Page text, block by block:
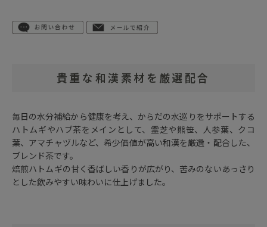
貴重な和漢素材を厳選配合
毎日の水分補給から健康を考え、からだの水巡りをサポートする
ハトムギやハブ茶をメインとして、霊芝や熊笹、人参葉、クコ
葉、アマチャヅルなど、希少価値が高い和漢を厳選・配合した、
ブレンド茶です。
焙煎ハトムギの甘く香ばしい香りが広がり、苦みのないあっさり
とした飲みやすい味わいに仕上げました。